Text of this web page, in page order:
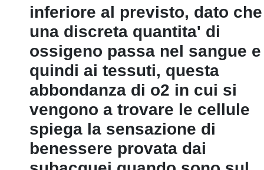
inferiore al previsto, dato che
una discreta quantita' di
ossigeno passa nel sangue e
quindi ai tessuti, questa
abbondanza di o2 in cui si
vengono a trovare le cellule
spiega la sensazione di
benessere provata dai